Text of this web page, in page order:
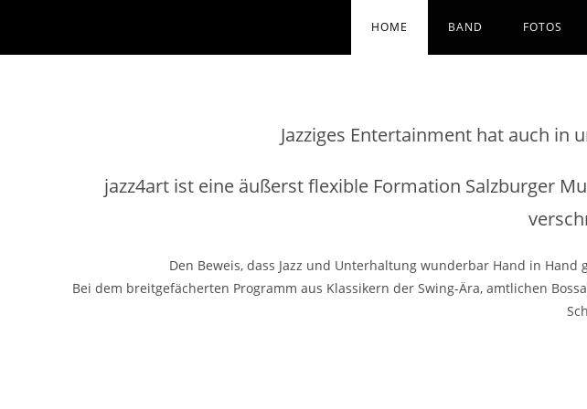
springen
HOME BAND FOTOS
Jazziges Entertainment hat auch in
jazz4art ist eine äußerst flexible Formation Salzburger
Den Beweis, dass Jazz und Unterhaltung wunderbar Hand in
Bei dem breitgefächerten Programm aus Klassikern der Swing-Ära, amtlichen